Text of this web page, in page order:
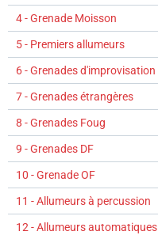
4 - Grenade Moisson
5 - Premiers allumeurs
6 - Grenades d'improvisation
7 - Grenades étrangères
8 - Grenades Foug
9 - Grenades DF
10 - Grenade OF
11 - Allumeurs à percussion
12 - Allumeurs automatiques